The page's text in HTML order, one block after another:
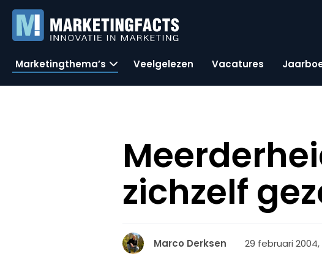
Marketingthema’s Veelgelezen Vacatures
zichzelf
Marco Derksen 29 februari 2004,